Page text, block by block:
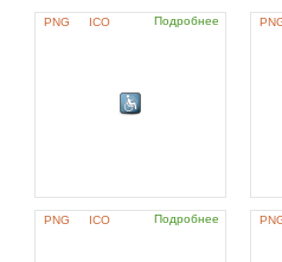
PNG ICO Подробнее
PNG ICO Подробнее